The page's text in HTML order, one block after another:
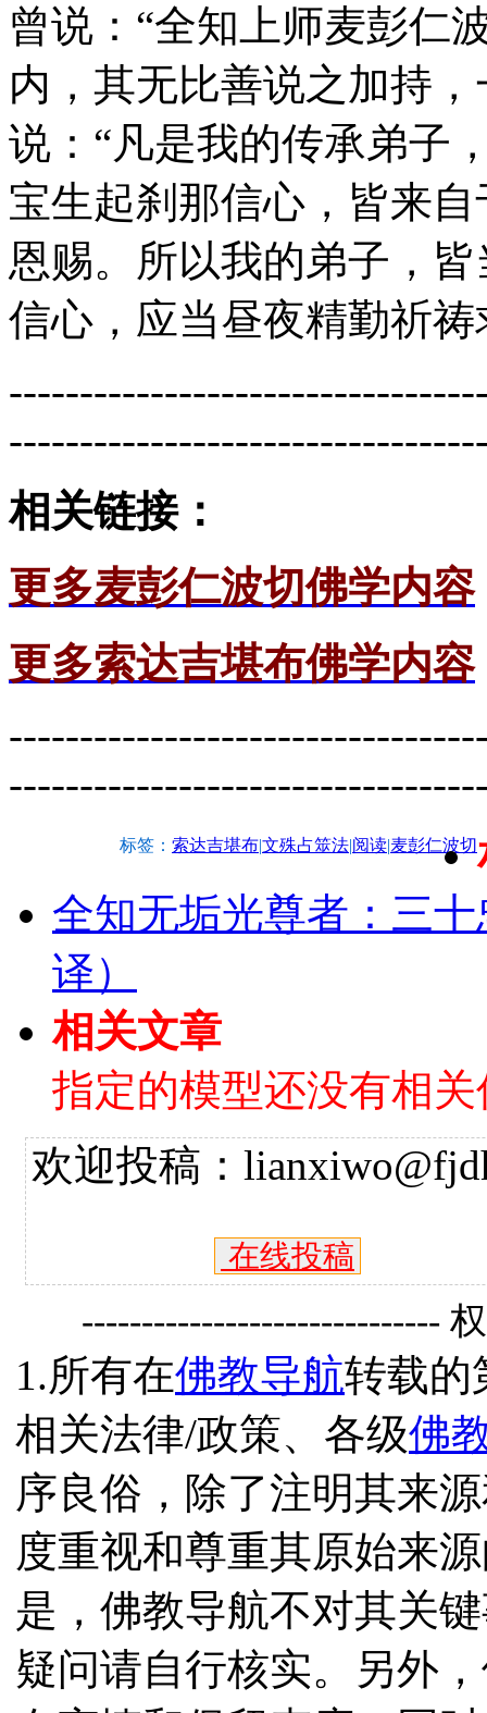
曾说：“全知上师麦彭仁
内，其无比善说之加持
说：“凡是我的传承弟子
宝生起刹那信心，皆来
恩赐。所以我的弟子，
信心，应当昼夜精勤祈祷
相关链接：
更多麦彭仁波切佛学内容
更多索达吉堪布佛学内容
标签： 索达吉堪布|文殊占筮法|阅读|麦彭仁波切
全知无垢光尊者：三
译）
相关文章
指定的模型还没有相
欢迎投稿：
在线投稿
------------------------------
1.所有在佛教导航转载的
相关法律/政策、各级佛
序良俗，除了注明其来
度重视和尊重其原始来
是，佛教导航不对其关
疑问请自行核实。另外